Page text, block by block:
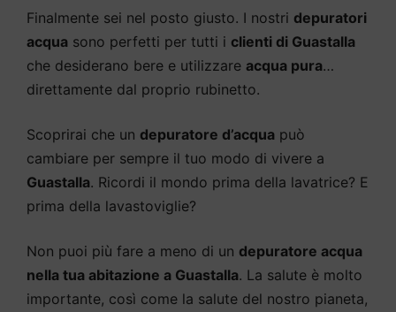
Finalmente sei nel posto giusto. I nostri depuratori
acqua sono perfetti per tutti i clienti di Guastalla
che desiderano bere e utilizzare acqua pura…
direttamente dal proprio rubinetto.
Scoprirai che un depuratore d’acqua può
cambiare per sempre il tuo modo di vivere a
Guastalla. Ricordi il mondo prima della lavatrice? E
prima della lavastoviglie?
Non puoi più fare a meno di un depuratore acqua
nella tua abitazione a Guastalla. La salute è molto
importante, così come la salute del nostro pianeta,